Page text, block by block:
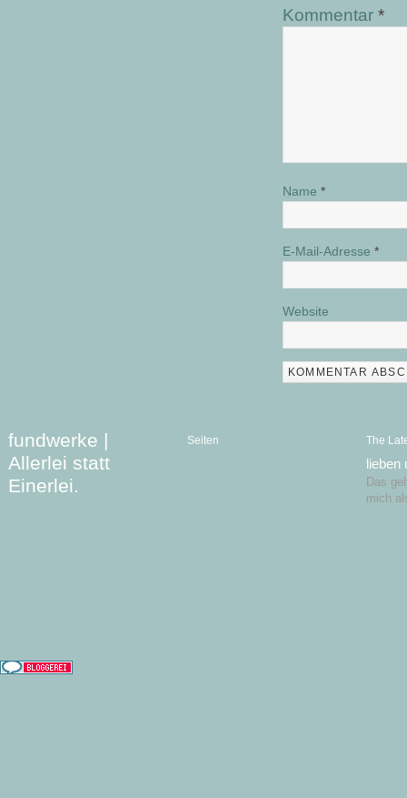
Kommentar *
Name *
E-Mail-Adresse *
Website
fundwerke |
Allerlei statt
Einerlei.
Seiten The
lieben
Das
mich